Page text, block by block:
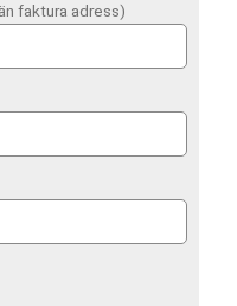
faktura adress)